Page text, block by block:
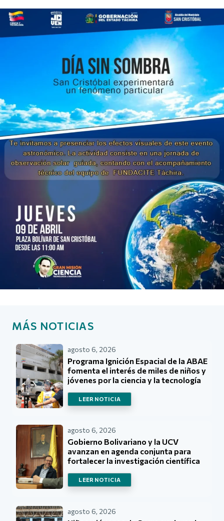
MÁS NOTICIAS
agosto 6, 2026
Programa Ignición Espacial de la ABAE
fomenta el interés de miles de niños y
jóvenes por la ciencia y la tecnología
LEER NOTICIA
agosto 6, 2026
Gobierno Bolivariano y la UCV
avanzan en agenda conjunta para
fortalecer la investigación científica
LEER NOTICIA
agosto 6, 2026